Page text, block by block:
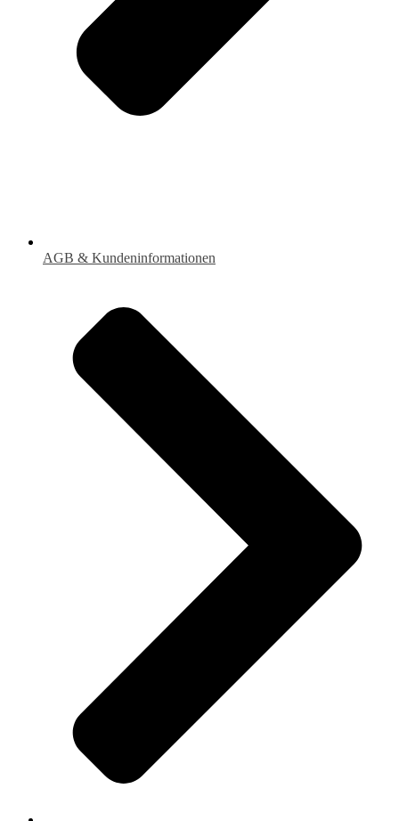
AGB & Kundeninformationen